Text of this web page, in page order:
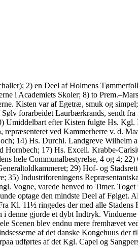
2) en Deel af Holmens
i Academiets Skoler; 8) to
Kisten var af Egetræ, smuk og
forarbeidet Laurbærkrands, sendt
Umiddelbart efter Kisten fulgte Hs.
ved Kammerherre v. d.
14) Hs. Durchl. Landgreve
17) Hs. Excell. Krabbe-
hele Communalbestyrelse, 4 og 4;
29) Hof- og
Industriforeningens
Vogne, varede henved to Timer.
optage den mindste Deel af Følget.
Kl. 11½ ringedes der med alle
gjorde et dybt Indtryk.
Scenen blev endnu mere fremhævet
af det danske Kongehuus der
udførtes af det Kgl. Capel og